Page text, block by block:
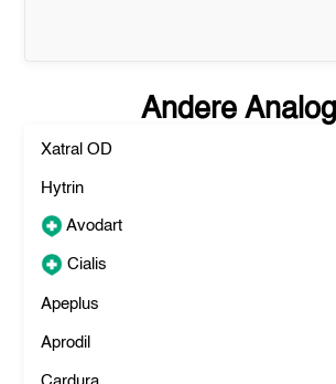
Andere
Xatral OD
Hytrin
Avodart
Cialis
Apeplus
Aprodil